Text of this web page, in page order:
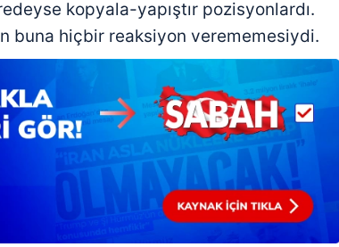
kopyala-yapıştır pozisyonlardı.
buna hiçbir reaksiyon verememesiydi.